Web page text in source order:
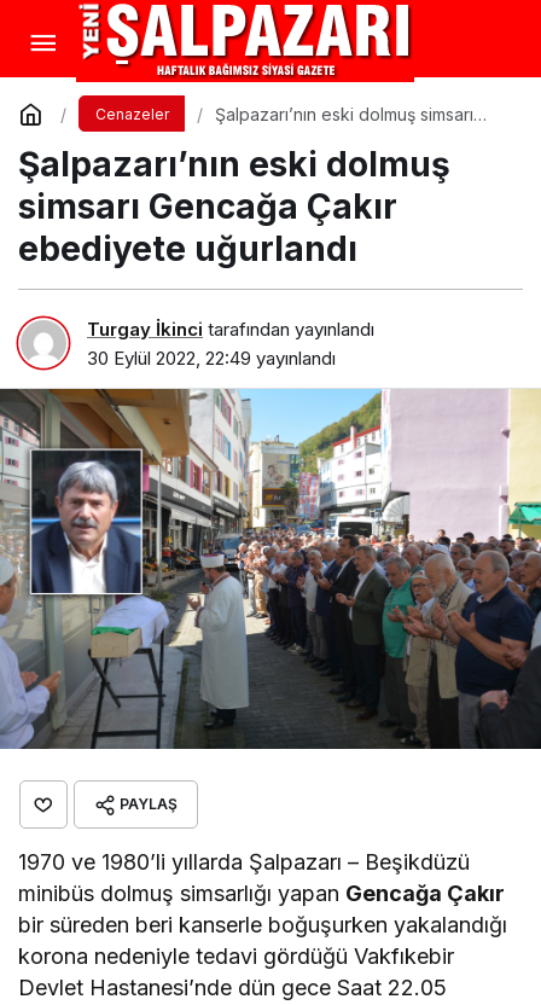
Cenazeler
Şalpazarı’nın eski dolmuş simsarı
Şalpazarı’nın eski dolmuş
simsarı Gencağa Çakır
ebediyete uğurlandı
Turgay İkinci tarafından yayınlandı
30 Eylül 2022, 22:49 yayınlandı
PAYLAŞ
1970 ve 1980’li yıllarda Şalpazarı – Beşikdüzü
minibüs dolmuş simsarlığı yapan Gencağa Çakır
bir süreden beri kanserle boğuşurken yakalandığı
korona nedeniyle tedavi gördüğü Vakfıkebir
Devlet Hastanesi’nde dün gece Saat 22.05